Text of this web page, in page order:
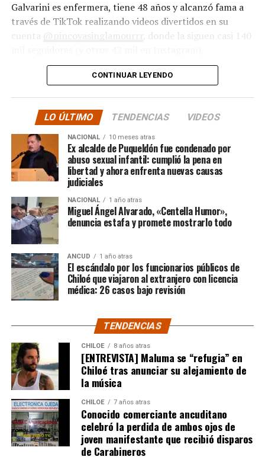
Debido a los elementos señalados por la IA, el costo de
hospedarse en el primer hotel en la Luna sería
inalcanzable para la mayoría de los habitantes en la
De hecho, el chatbot de OpenAI estima que precio de la
alcanzar cifras de millones o incluso decenas de
millones de dólares por una sola noche.
Fuente: Semana.com
Galvarini es enfermera, tiene 48 años y alcanzó fama a
través de TikTok realizando videos divertidos en su
cuenta
@pincoyasinglamourrr , donde la siguen casi 140
Antes de entrar a la Casa le preguntaron por sus dotes
además, hizo una promesa: «las voy a engordar».
CONTINUAR LEYENDO
LO ÚLTIMO TENDENCIAS VIDEOS
NACIONAL 10 meses atras
Ex alcalde de Puqueldón fue condenado por
abuso sexual infantil: cumplió la pena en
libertad y ahora enfrenta nuevas causas
judiciales
NACIONAL 1 año atras
Miguel Ángel Alvarado, «Centella Humor»,
denuncia estafa y promete mostrarlo todo
ANCUD 1 año atras
El escándalo por los funcionarios públicos de
Chiloé que viajaron al extranjero con licencia
médica: 26 casos bajo revisión
TENDENCIAS
CHILOE 8 años atras
[ENTREVISTA] Maluma se “refugia” en
Chiloé tras anunciar su alejamiento de
la música
CHILOE 7 años atras
Conocido comerciante ancuditano
celebró la perdida de ambos ojos de
joven manifestante que recibió disparos
de Carabineros